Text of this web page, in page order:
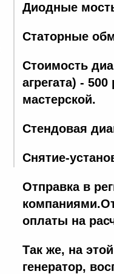
Диодные
Статорные
Стоимость
агрегата) -
мастерской.
Стендовая
Снятие-
Отправка в
оплаты на
Так же, на
генератор,